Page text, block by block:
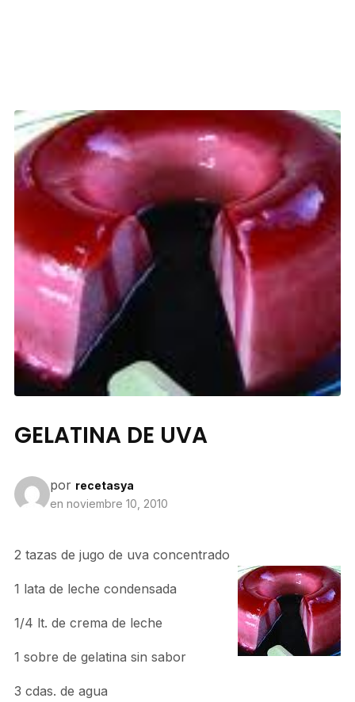
GELATINA DE UVA
por recetasya
en noviembre 10, 2010
2 tazas de jugo de uva concentrado
1 lata de leche condensada
1/4 lt. de crema de leche
1 sobre de gelatina sin sabor
3 cdas. de agua